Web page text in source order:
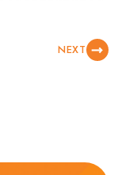
NEXT